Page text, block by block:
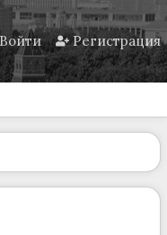
Войти Регистрация